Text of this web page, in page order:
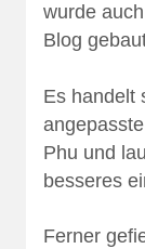
wurde
Blog
Es handelt
Phu und
besseres
Ferner